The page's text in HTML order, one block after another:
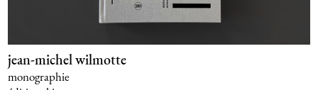
jean-michel wilmotte
monographie